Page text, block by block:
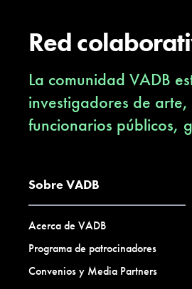
Red
La comunidad VADB
investigadores de
funcionarios públicos,
Sobre VADB
Acerca de VADB
Programa de patrocinadores
Convenios y Media Partners